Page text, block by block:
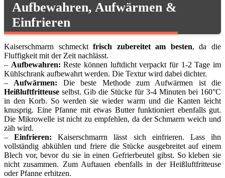
Aufbewahren, Aufwärmen &
Einfrieren
Kaiserschmarrn schmecktfrisch zubereitet am besten, da die
Fluffigkeit mit der Zeit nachlässt.
– Aufbewahren: Reste können luftdicht verpackt für 1-2 Tage im
Kühlschrank aufbewahrt werden. Die Textur wird dabei dichter.
– Aufwärmen: Die beste Methode zum Aufwärmen ist die
Heißluftfritteuse selbst. Gib die Stücke für 3-4 Minuten bei 160°C
in den Korb. So werden sie wieder warm und die Kanten leicht
knusprig. Eine Pfanne mit etwas Butter funktioniert ebenfalls gut.
Die Mikrowelle ist nicht zu empfehlen, da der Schmarrn weich und
zäh wird.
–Einfrieren: Kaiserschmarrn lässt sich einfrieren. Lass ihn
vollständig abkühlen und friere die Stücke ausgebreitet auf einem
Blech vor, bevor du sie in einen Gefrierbeutel gibst. So kleben sie
nicht zusammen. Zum Auftauen ebenfalls in der Heißluftfritteuse
oder Pfanne erhitzen.